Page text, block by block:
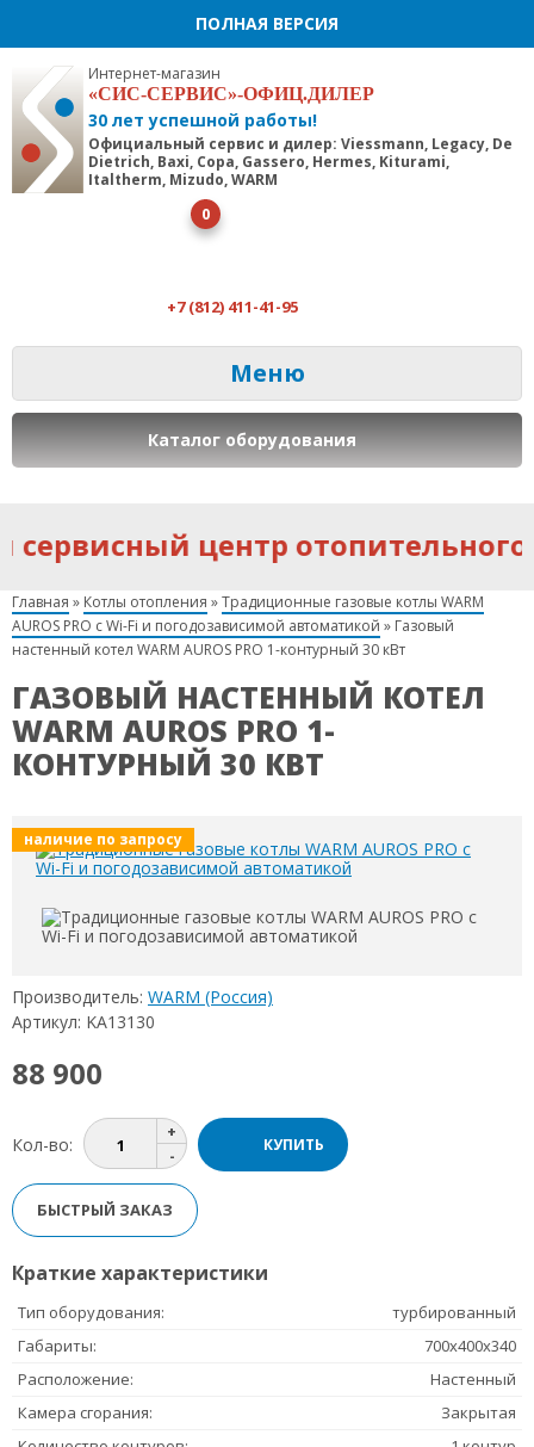
ПОЛНАЯ ВЕРСИЯ
Интернет-магазин
«СИС-СЕРВИС»-ОФИЦ.ДИЛЕР
30 лет успешной работы!
Официальный сервис и дилер: Viessmann, Legacy, De
Dietrich, Baxi, Copa, Gassero, Hermes, Kiturami,
Italtherm, Mizudo, WARM
0
+7 (812) 411-41-95
Меню
Каталог оборудования
центр отопительного
Главная » Котлы отопления »Традиционные газовые котлы WARM
AUROS PRO c Wi-Fi и погодозависимой автоматикой » Газовый
настенный котел WARM AUROS PRO 1-контурный 30 кВт
ГАЗОВЫЙ НАСТЕННЫЙ КОТЕЛ
WARM AUROS PRO 1-
КОНТУРНЫЙ 30 КВТ
наличие по запросу
Производитель: WARM (Россия)
Артикул: KA13130
88 900
Кол-во:
БЫСТРЫЙ ЗАКАЗ
Краткие характеристики
Тип оборудования:
турбированный
Габариты:
700x400x340
Расположение:
Настенный
Камера сгорания:
Закрытая